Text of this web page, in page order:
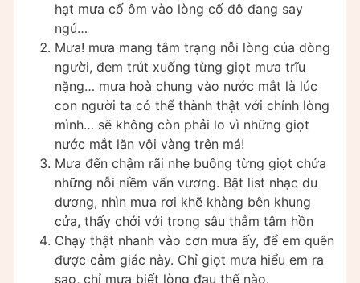
hạt mưa cố ôm vào lòng cố đô đang say
ngủ…
Mưa! mưa mang tâm trạng nỗi lòng của dòng
người, đem trút xuống từng giọt mưa trĩu
nặng… mưa hoà chung vào nước mắt là lúc
con người ta có thể thành thật với chính lòng
mình… sẽ không còn phải lo vì những giọt
nước mắt lăn vội vàng trên má!
Mưa đến chậm rãi nhẹ buông từng giọt chứa
những nỗi niềm vấn vương. Bật list nhạc du
dương, nhìn mưa rơi khẽ khàng bên khung
cửa, thấy chới với trong sâu thẳm tâm hồn
Chạy thật nhanh vào cơn mưa ấy, để em quên
được cảm giác này. Chỉ giọt mưa hiểu em ra
sao, chỉ mưa biết lòng đau thế nào.